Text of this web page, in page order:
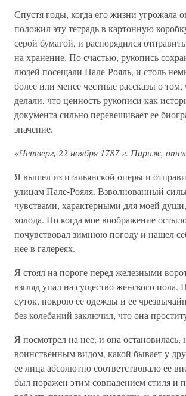
Спустя годы, когда его жизни угрожала
положил эту тетрадь в картонную
серой бумагой, и распорядился
на хранение. По счастью, рукопись
людей посещали Пале-Рояль, и столь
более или менее честные рассказы о
делали, что ценность рукописи как
документа сильно перевешивает ее
значение.
«Четверг, 22 ноября 1787 г. Париж,
Я вышел из итальянской оперы и
улицам Пале-Рояля. Взволнованный
чувствами, характерными для моей
холода. Но когда мое воображение
почувствовал зимнюю погоду и нашел
нее в галереях.
Я стоял на пороге перед железными
взгляд упал на существо женского пола.
суток, покрою ее одежды и ее
без колебаний заключил, что она
Я посмотрел на нее, и она остановилась,
воинственным видом, какой бывает у
ее лица абсолютно соответствовало ее
был поражен этим совпадением стиля и